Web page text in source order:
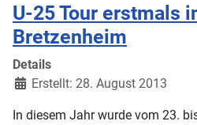
U-25 Tour erstmals
Bretzenheim
Details
Erstellt: 28. August 2013
In diesem Jahr wurde vom 23.